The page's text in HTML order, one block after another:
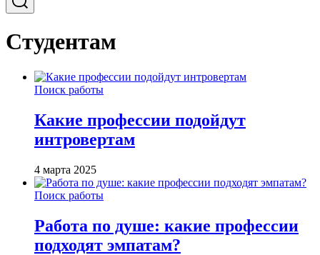
Студентам
Поиск работы
Какие профессии подойдут
интровертам
4 марта 2025
Поиск работы
Работа по душе: какие профессии
подходят эмпатам?